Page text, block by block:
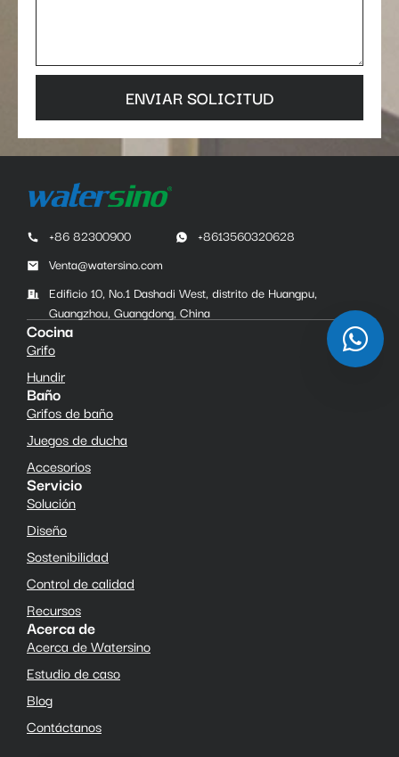
ENVIAR SOLICITUD
+86 82300900
+8613560320628
Venta@watersino.com
Edificio 10, No.1 Dashadi West, distrito de Huangpu,
Guangzhou, Guangdong, China
Cocina
Grifo
Hundir
Baño
Grifos de baño
Juegos de ducha
Accesorios
Servicio
Solución
Diseño
Sostenibilidad
Control de calidad
Recursos
Acerca de
Acerca de Watersino
Estudio de caso
Blog
Contáctanos